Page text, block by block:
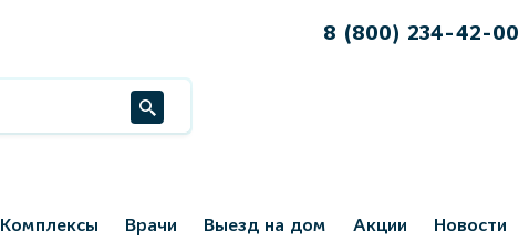
8 (800) 234-42-00
Комплексы Врачи Выезд на дом Акции Новости